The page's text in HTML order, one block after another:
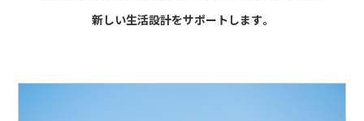
新しい生活設計をサポートします。